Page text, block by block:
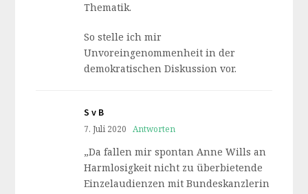
Thematik.
So stelle ich mir
Unvoreingenommenheit in der
demokratischen Diskussion vor.
S v B
7. Juli 2020 Antworten
„Da fallen mir spontan Anne Wills an
Harmlosigkeit nicht zu überbietende
Einzelaudienzen mit Bundeskanzlerin